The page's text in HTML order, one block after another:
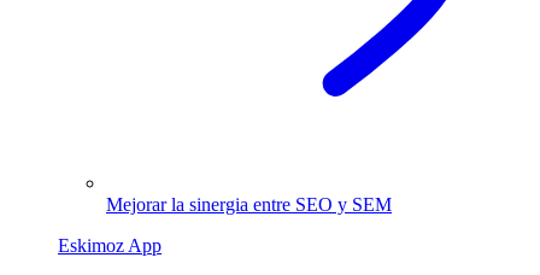
Mejorar la sinergia entre SEO y SEM
Eskimoz App